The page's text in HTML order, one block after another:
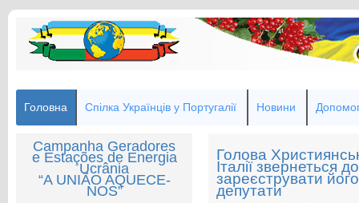
Головна Спілка Українців у Португалії Новини
Campanha Geradores
e Estações de Energia
Ucrânia
“A UNIÃO AQUECE-
NOS”
Голова
Італії
зареєструвати
депутати